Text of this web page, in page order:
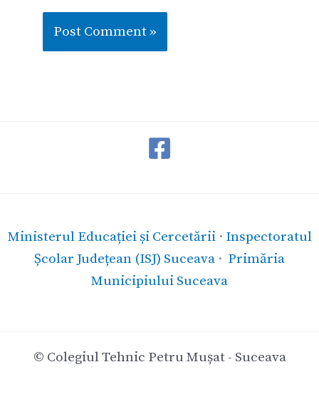
Ministerul Educației și Cercetării· Inspectoratul
Școlar Județean (ISJ) Suceava · Primăria
Municipiului Suceava
© Colegiul Tehnic Petru Mușat - Suceava